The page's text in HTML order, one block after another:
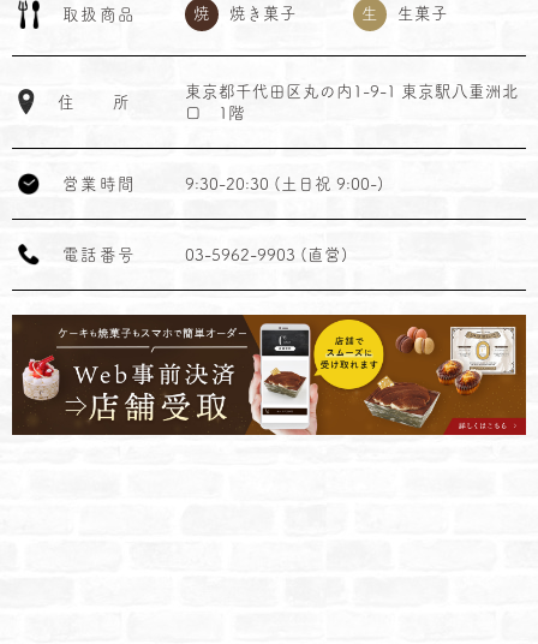
取 扱 商 品 焼 焼き菓子 生 生菓子
住 所
東京都千代田区丸の内1-9-1 東京駅八重洲北
口 1階
営 業 時 間 9:30-20:30 (土日祝 9:00-)
電 話 番 号 03-5962-9903 (直営)